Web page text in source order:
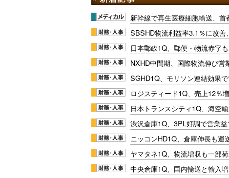
新幹線で再生医療細胞輸送、
SBSHD物流利益率3.1％に改善
日本郵政1Q、郵便・物流赤字
NXHD中間期、国際物流伸び営
SGHD1Q、モリソン連結効果
ロジスティード1Q、売上12％
日本トランスシティ1Q、海空
渋沢倉庫1Q、3PL好調で営業
ニッコンHD1Q、倉庫伸長も運
ヤマタネ1Q、物流増収も一部
中央倉庫1Q、国内輸送と輸入